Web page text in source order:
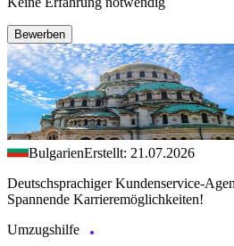
Bewerben
BulgarienErstellt: 21.07.2026
Deutschsprachiger Kundenservice-
Spannende Karrieremöglichkeiten!
Umzugshilfe